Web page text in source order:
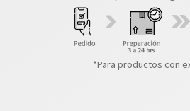
*Para productos con